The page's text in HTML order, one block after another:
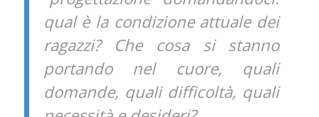
qual è la condizione attuale dei
ragazzi? Che cosa si stanno
portando nel cuore, quali
domande, quali difficoltà, quali